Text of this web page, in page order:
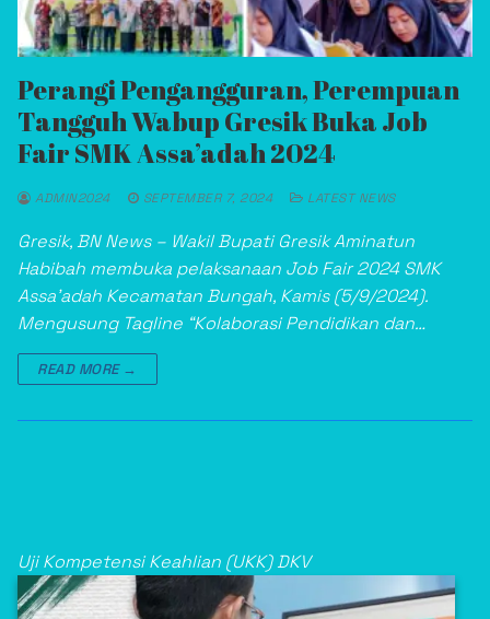
Perangi Pengangguran, Perempuan
Tangguh Wabup Gresik Buka Job
Fair SMK Assa’adah 2024
ADMIN2024 SEPTEMBER 7, 2024 LATEST NEWS
Gresik, BN News – Wakil Bupati Gresik Aminatun
Habibah membuka pelaksanaan Job Fair 2024 SMK
Assa’adah Kecamatan Bungah, Kamis (5/9/2024).
Mengusung Tagline “Kolaborasi Pendidikan dan…
READ MORE →
Uji Kompetensi Keahlian (UKK) DKV
Asisten Teknik Laboratorium Medik